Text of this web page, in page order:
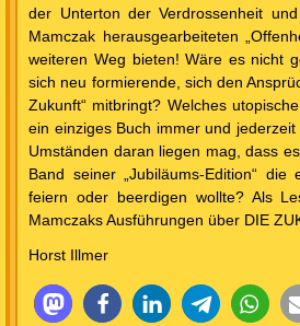
der Unterton der Verdrossenheit
Mamczak herausgearbeiteten
weiteren Weg bieten! Wäre es nicht
sich neu formierende, sich den
Zukunft“ mitbringt? Welches
ein einziges Buch immer und
Umständen daran liegen mag, dass
Band seiner „Jubiläums-Edition“
feiern oder beerdigen wollte? Als
Mamczaks Ausführungen über DIE
Horst Illmer